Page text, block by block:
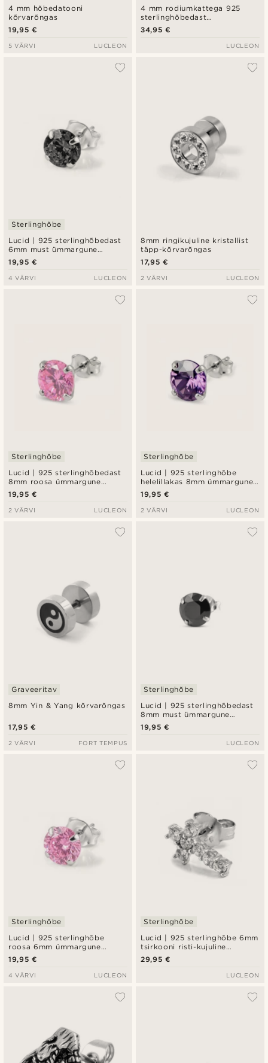
4 mm hõbedatooni
kõrvarõngas
19,95 €
5 VÄRVI LUCLEON
4 mm rodiumkattega 925
sterlinghõbedast
nööpkõrvarõngas
34,95 €
LUCLEON
Lucid | 925 sterlinghõbedast
6mm must ümmargune
tsirkooniumiga kõrvarõngas
Sterlinghõbe
19,95 €
4 VÄRVI LUCLEON
8mm ringikujuline kristallist
täpp-kõrvarõngas
17,95 €
2 VÄRVI LUCLEON
Lucid | 925 sterlinghõbedast
8mm roosa ümmargune
tsirkooniumiga kõrvarõngas
Sterlinghõbe
19,95 €
2 VÄRVI LUCLEON
Lucid | 925 sterlinghõbe
helelillakas 8mm ümmargune
tsirkooni kõrvarõngas
Sterlinghõbe
19,95 €
2 VÄRVI LUCLEON
8mm Yin & Yang kõrvarõngas
Graveeritav
17,95 €
2 VÄRVI FORT TEMPUS
Lucid | 925 sterlinghõbedast
8mm must ümmargune
tsirkooniumiga kõrvarõngas
Sterlinghõbe
19,95 €
LUCLEON
Lucid | 925 sterlinghõbe
roosa 6mm ümmargune
tsirkooni kõrvarõngas
Sterlinghõbe
19,95 €
4 VÄRVI LUCLEON
Lucid | 925 sterlinghõbe 6mm
tsirkooni risti-kujuline
kõrvarõngas
Sterlinghõbe
29,95 €
LUCLEON